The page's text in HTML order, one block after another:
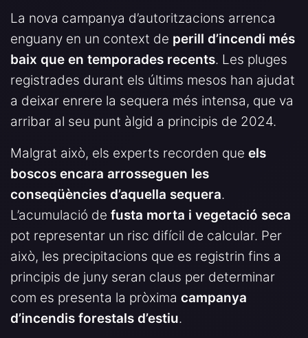
La nova campanya d’autoritzacions arrenca
enguany en un context de perill d’incendi més
baix que en temporades recents. Les pluges
registrades durant els últims mesos han ajudat
a deixar enrere la sequera més intensa, que va
arribar al seu punt àlgid a principis de 2024.
Malgrat això, els experts recorden que els
boscos encara arrosseguen les
conseqüències d’aquella sequera.
L’acumulació de fusta morta i vegetació seca
pot representar un risc difícil de calcular. Per
això, les precipitacions que es registrin fins a
principis de juny seran claus per determinar
com es presenta la pròxima campanya
d’incendis forestals d’estiu.